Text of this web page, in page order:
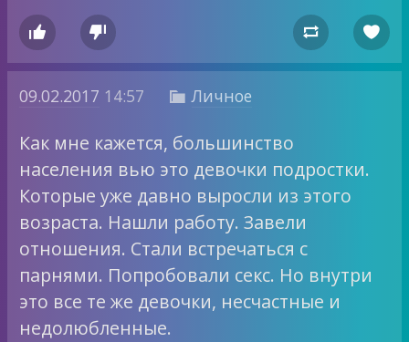
   
09.02.2017 14:57  Личное
Как мне кажется, большинство
населения вью это девочки подростки.
Которые уже давно выросли из этого
возраста. Нашли работу. Завели
отношения. Стали встречаться с
парнями. Попробовали секс. Но внутри
это все те же девочки, несчастные и
недолюбленные.